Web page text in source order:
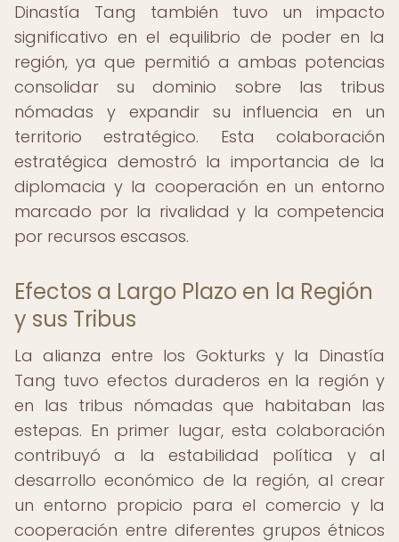
Dinastía Tang también tuvo un impacto
significativo en el equilibrio de poder en la
región, ya que permitió a ambas potencias
consolidar su dominio sobre las tribus
nómadas y expandir su influencia en un
territorio estratégico. Esta colaboración
estratégica demostró la importancia de la
diplomacia y la cooperación en un entorno
marcado por la rivalidad y la competencia
por recursos escasos.
Efectos a Largo Plazo en la Región
y sus Tribus
La alianza entre los Gokturks y la Dinastía
Tang tuvo efectos duraderos en la región y
en las tribus nómadas que habitaban las
estepas. En primer lugar, esta colaboración
contribuyó a la estabilidad política y al
desarrollo económico de la región, al crear
un entorno propicio para el comercio y la
cooperación entre diferentes grupos étnicos